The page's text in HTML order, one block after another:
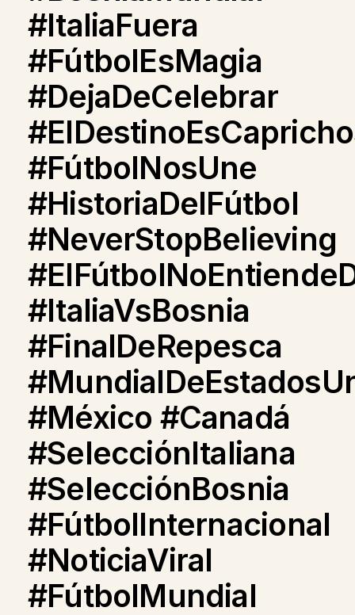
#ItaliaFuera
#FútbolEsMagia
#DejaDeCelebrar
#FútbolNosUne
#HistoriaDelFútbol
#NeverStopBelieving
#ItaliaVsBosnia
#FinalDeRepesca
#México #Canadá
#SelecciónItaliana
#SelecciónBosnia
#FútbolInternacional
#NoticiaViral
#FútbolMundial